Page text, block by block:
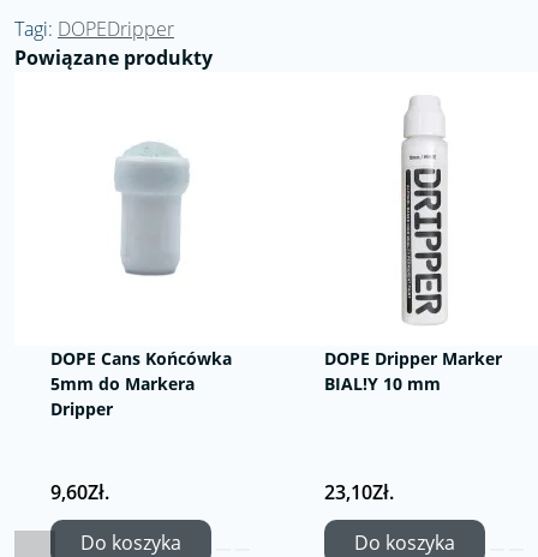
Tagi: DOPEDripper
Powiązane produkty
DOPE Cans Końcówka
5mm do Markera
Dripper
9,60Zł.
Do koszyka
DOPE Dripper Marker
BIAL!Y 10 mm
23,10Zł.
Do koszyka